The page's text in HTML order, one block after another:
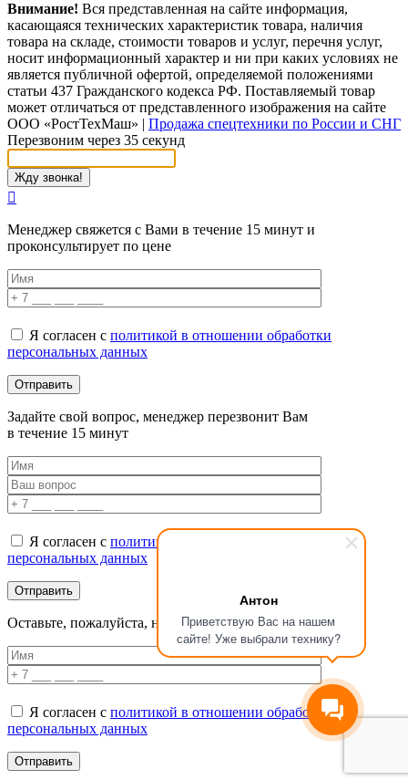
Антон
Приветствую Вас на нашем
сайте! Уже выбрали технику?
Внимание! Вся представленная на сайте информация,
касающаяся технических характеристик товара, наличия
товара на складе, стоимости товаров и услуг, перечня услуг,
носит информационный характер и ни при каких условиях не
является публичной офертой, определяемой положениями
статьи 437 Гражданского кодекса РФ. Поставляемый товар
может отличаться от представленного изображения на сайте
ООО «РостТехМаш» | Продажа спецтехники по России и СНГ
Перезвоним через 35 секунд
Менеджер свяжется с Вами в течение 15 минут и
проконсультирует по цене
Я согласен с политикой в отношении обработки
персональных данных
Задайте свой вопрос, менеджер перезвонит Вам
в течение 15 минут
Я согласен с политикой в отношении обработки
персональных данных
Оставьте, пожалуйста, номер телефона для консультации
Я согласен с политикой в отношении обработки
персональных данных